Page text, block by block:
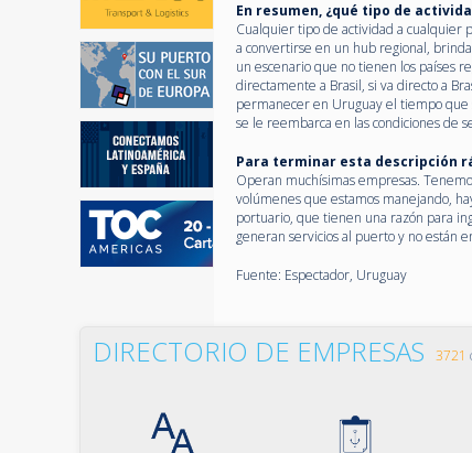
En resumen, ¿qué tipo de
Cualquier tipo de actividad a cualquier
a convertirse en un hub regional,
un escenario que no tienen los países
directamente a Brasil, si va directo a
permanecer en Uruguay el tiempo que
se le reembarca en las condiciones de
Para terminar esta descripción
Operan muchísimas empresas.
volúmenes que estamos manejando,
portuario, que tienen una razón para
generan servicios al puerto y no están
Fuente: Espectador, Uruguay
DIRECTORIO DE EMPRESAS 3721